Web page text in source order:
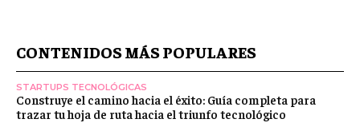
CONTENIDOS MÁS POPULARES
STARTUPS TECNOLÓGICAS
Construye el camino hacia el éxito: Guía completa para
trazar tu hoja de ruta hacia el triunfo tecnológico